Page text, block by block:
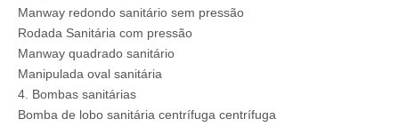
Manway redondo sanitário sem pressão
Rodada Sanitária com pressão
Manway quadrado sanitário
Manipulada oval sanitária
4. Bombas sanitárias
Bomba de lobo sanitária centrífuga centrífuga